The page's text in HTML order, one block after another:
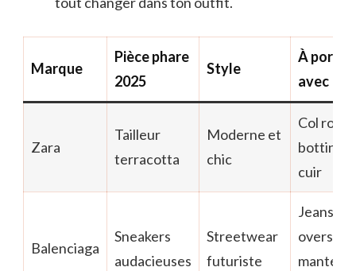
Marque
Pièce phare
2025
Style
À porter
avec
Zara
Tailleur
terracotta
Moderne et
chic
Col roulé,
bottines
cuir
Balenciaga
Sneakers
audacieuses
Streetwear
futuriste
Jeans
oversize,
manteau